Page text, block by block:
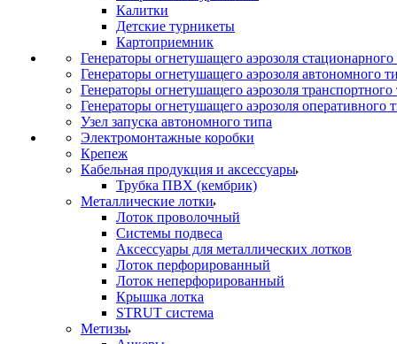
Калитки
Детские турникеты
Картоприемник
Генераторы огнетушащего аэрозоля стационарного
Генераторы огнетушащего аэрозоля автономного
Генераторы огнетушащего аэрозоля транспортного
Генераторы огнетушащего аэрозоля оперативного
Узел запуска автономного типа
Электромонтажные коробки
Крепеж
Кабельная продукция и аксессуары
Трубка ПВХ (кембрик)
Металлические лотки
Лоток проволочный
Системы подвеса
Аксессуары для металлических лотков
Лоток перфорированный
Лоток неперфорированный
Крышка лотка
STRUT система
Метизы